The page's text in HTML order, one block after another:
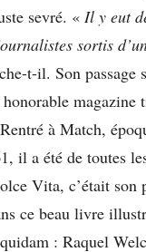
sevré. « Il y eut
sortis
t-il. Son passage
magazine
à Match,
il a été de toutes
Vita, c’était son
ce beau livre
: Raquel